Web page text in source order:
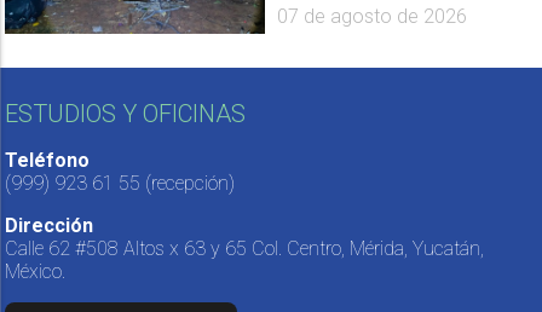
07 de agosto de 2026
ESTUDIOS Y OFICINAS
Teléfono
(999) 923 61 55 (recepción)
Dirección
Calle 62 #508 Altos x 63 y 65 Col. Centro, Mérida, Yucatán,
México.